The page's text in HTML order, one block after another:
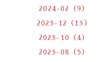
2024-02（9）
2023-12（13）
2023-10（4）
2023-08（5）